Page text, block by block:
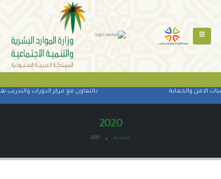
الامن والحماية بالتعاون مع مركز الدورات والتدريب
2020
الرئيسية 2020